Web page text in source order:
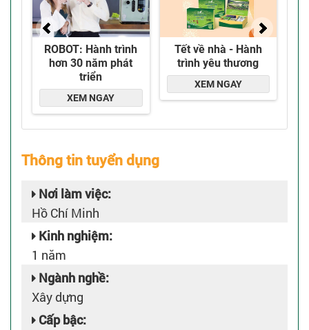
Thông tin tuyển dụng
Nơi làm việc:
Hồ Chí Minh
Kinh nghiệm:
1 năm
Ngành nghề:
Xây dựng
Cấp bậc: